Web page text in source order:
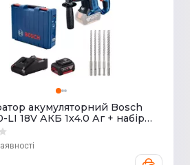
акумуляторний Bosch
LI 18V АКБ 1x4.0 Аг + набір